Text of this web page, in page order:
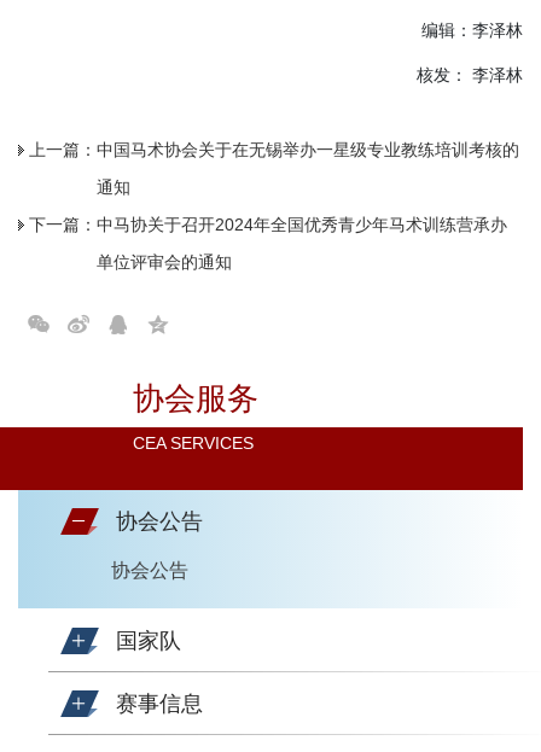
协会服务
CEA SERVICES
协会公告
协会公告
国家队
赛事信息
编辑：李泽林
核发： 李泽林
上一篇： 中国马术协会关于在无锡举办一星级专业教练培训考核的
通知
下一篇： 中马协关于召开2024年全国优秀青少年马术训练营承办
单位评审会的通知